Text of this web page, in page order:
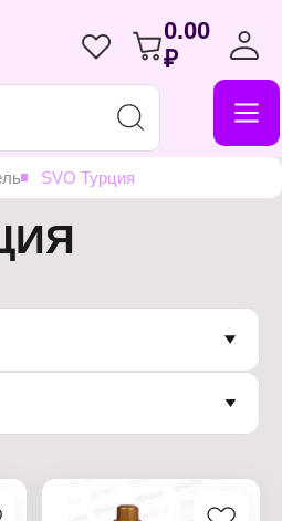
0.00
₽
SVO Турция